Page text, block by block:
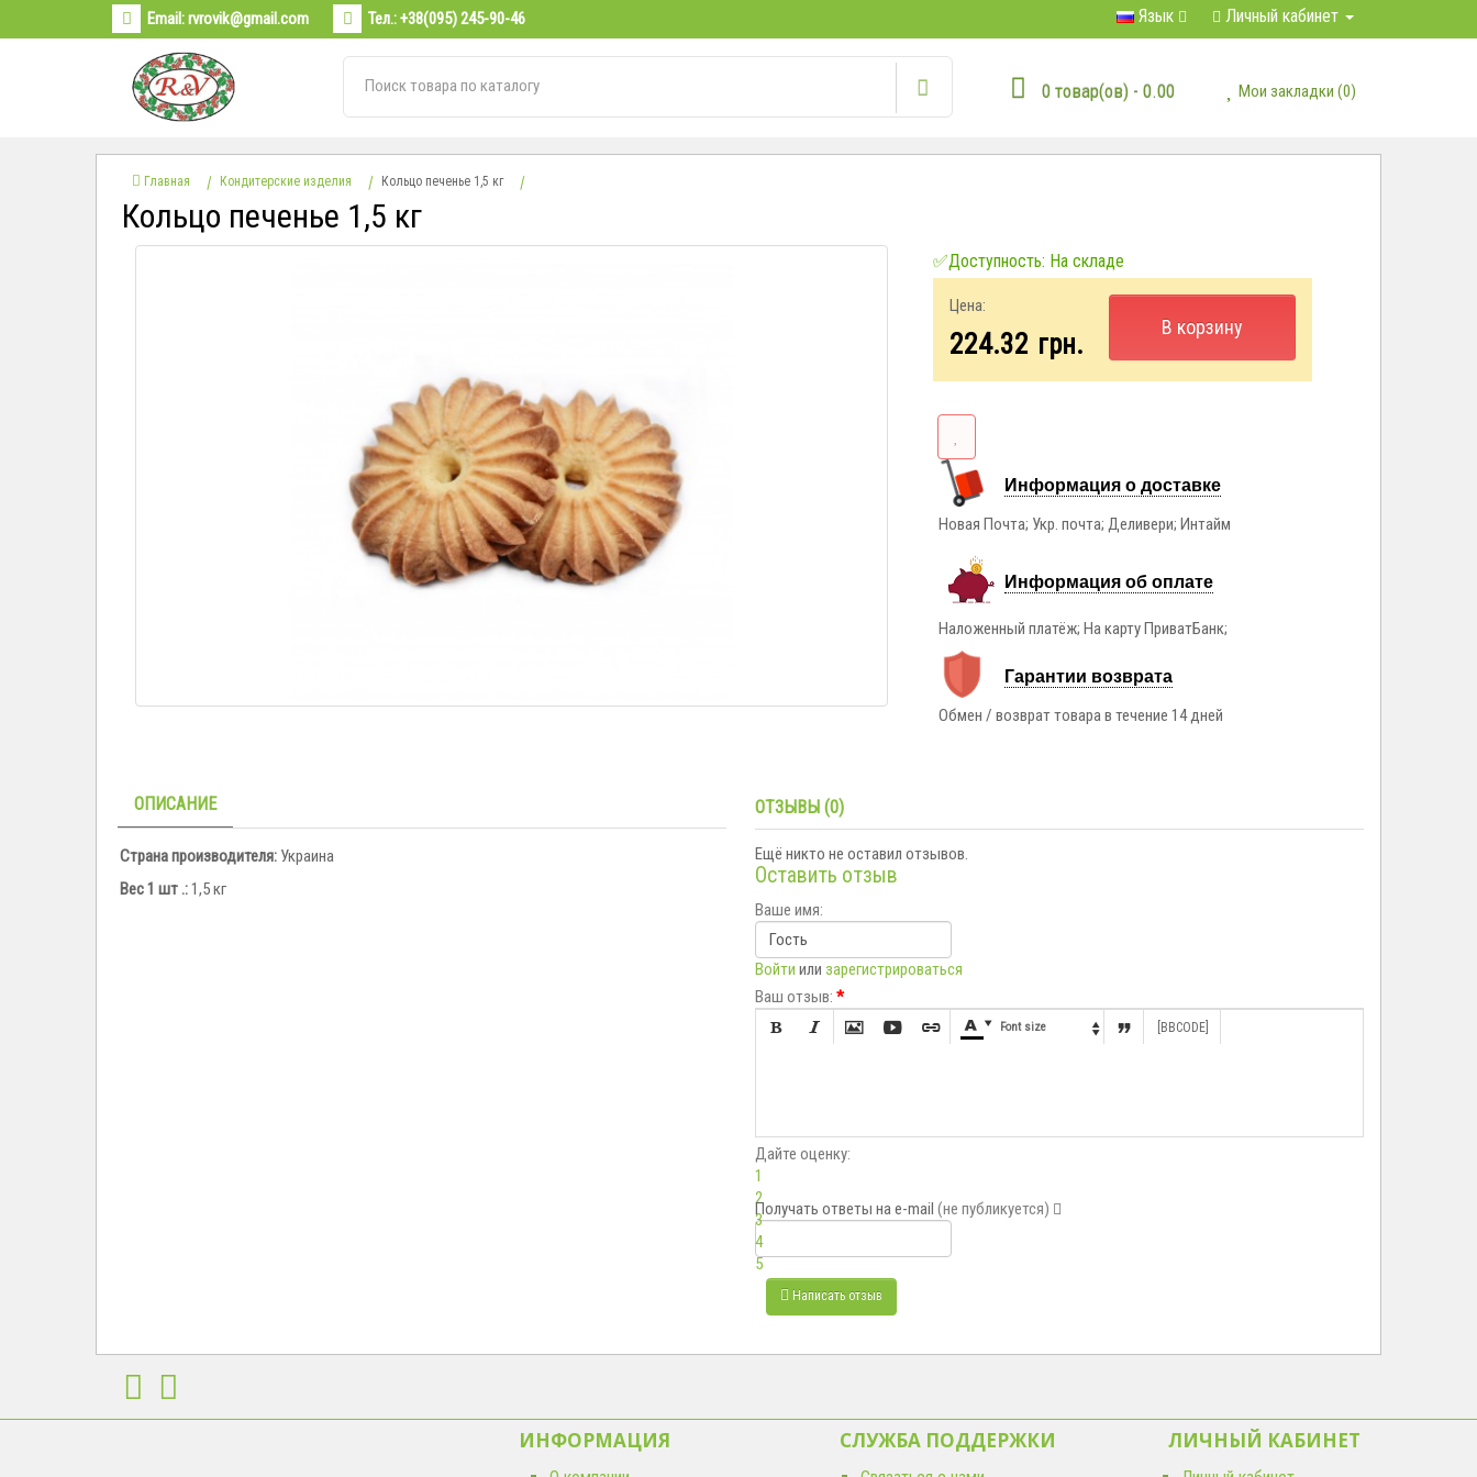
Email:rvrovik@gmail.com Тел.:+38(095) 245-90-46 Язык Личный кабинет
0 товар(ов) - 0.00 Мои закладки (0)
Главная Кондитерские изделия Кольцо печенье 1,5 кг
Кольцо печенье 1,5 кг
✅Доступность: На складе
Цена:
224.32 грн.
В корзину
Информация о доставке
Новая Почта; Укр. почта; Деливери; Интайм
Информация об оплате
Наложенный платёж; На карту ПриватБанк;
Гарантии возврата
Обмен / возврат товара в течение 14 дней
ОПИСАНИЕ
Страна производителя: Украина
Вес 1 шт .:1,5 кг
ОТЗЫВЫ (0)
Ещё никто не оставил отзывов.
Оставить отзыв
Ваше имя:
Войти или зарегистрироваться
Ваш отзыв: *

      Font size   [BBCODE]
Дайте оценку:
1
2
3
4
5
Получать ответы на e-mail (не публикуется)
Написать отзыв
ИНФОРМАЦИЯ СЛУЖБА ПОДДЕРЖКИ ЛИЧНЫЙ КАБИНЕТ